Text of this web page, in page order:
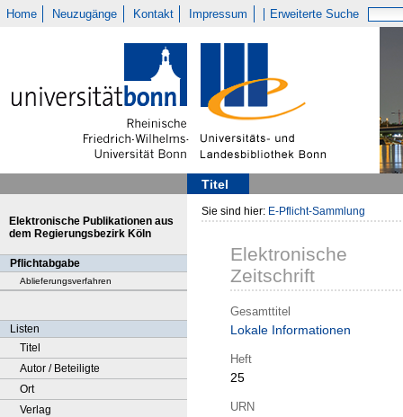
Home Neuzugänge Kontakt Impressum Erweiterte Suche
Titel
Elektronische Publikationen aus
dem Regierungsbezirk Köln
Pflichtabgabe
Ablieferungsverfahren
Listen
Titel
Autor / Beteiligte
Ort
Verlag
Sie sind hier: E-Pflicht-Sammlung
Elektronische
Zeitschrift
Gesamttitel
Lokale Informationen
Heft
25
URN